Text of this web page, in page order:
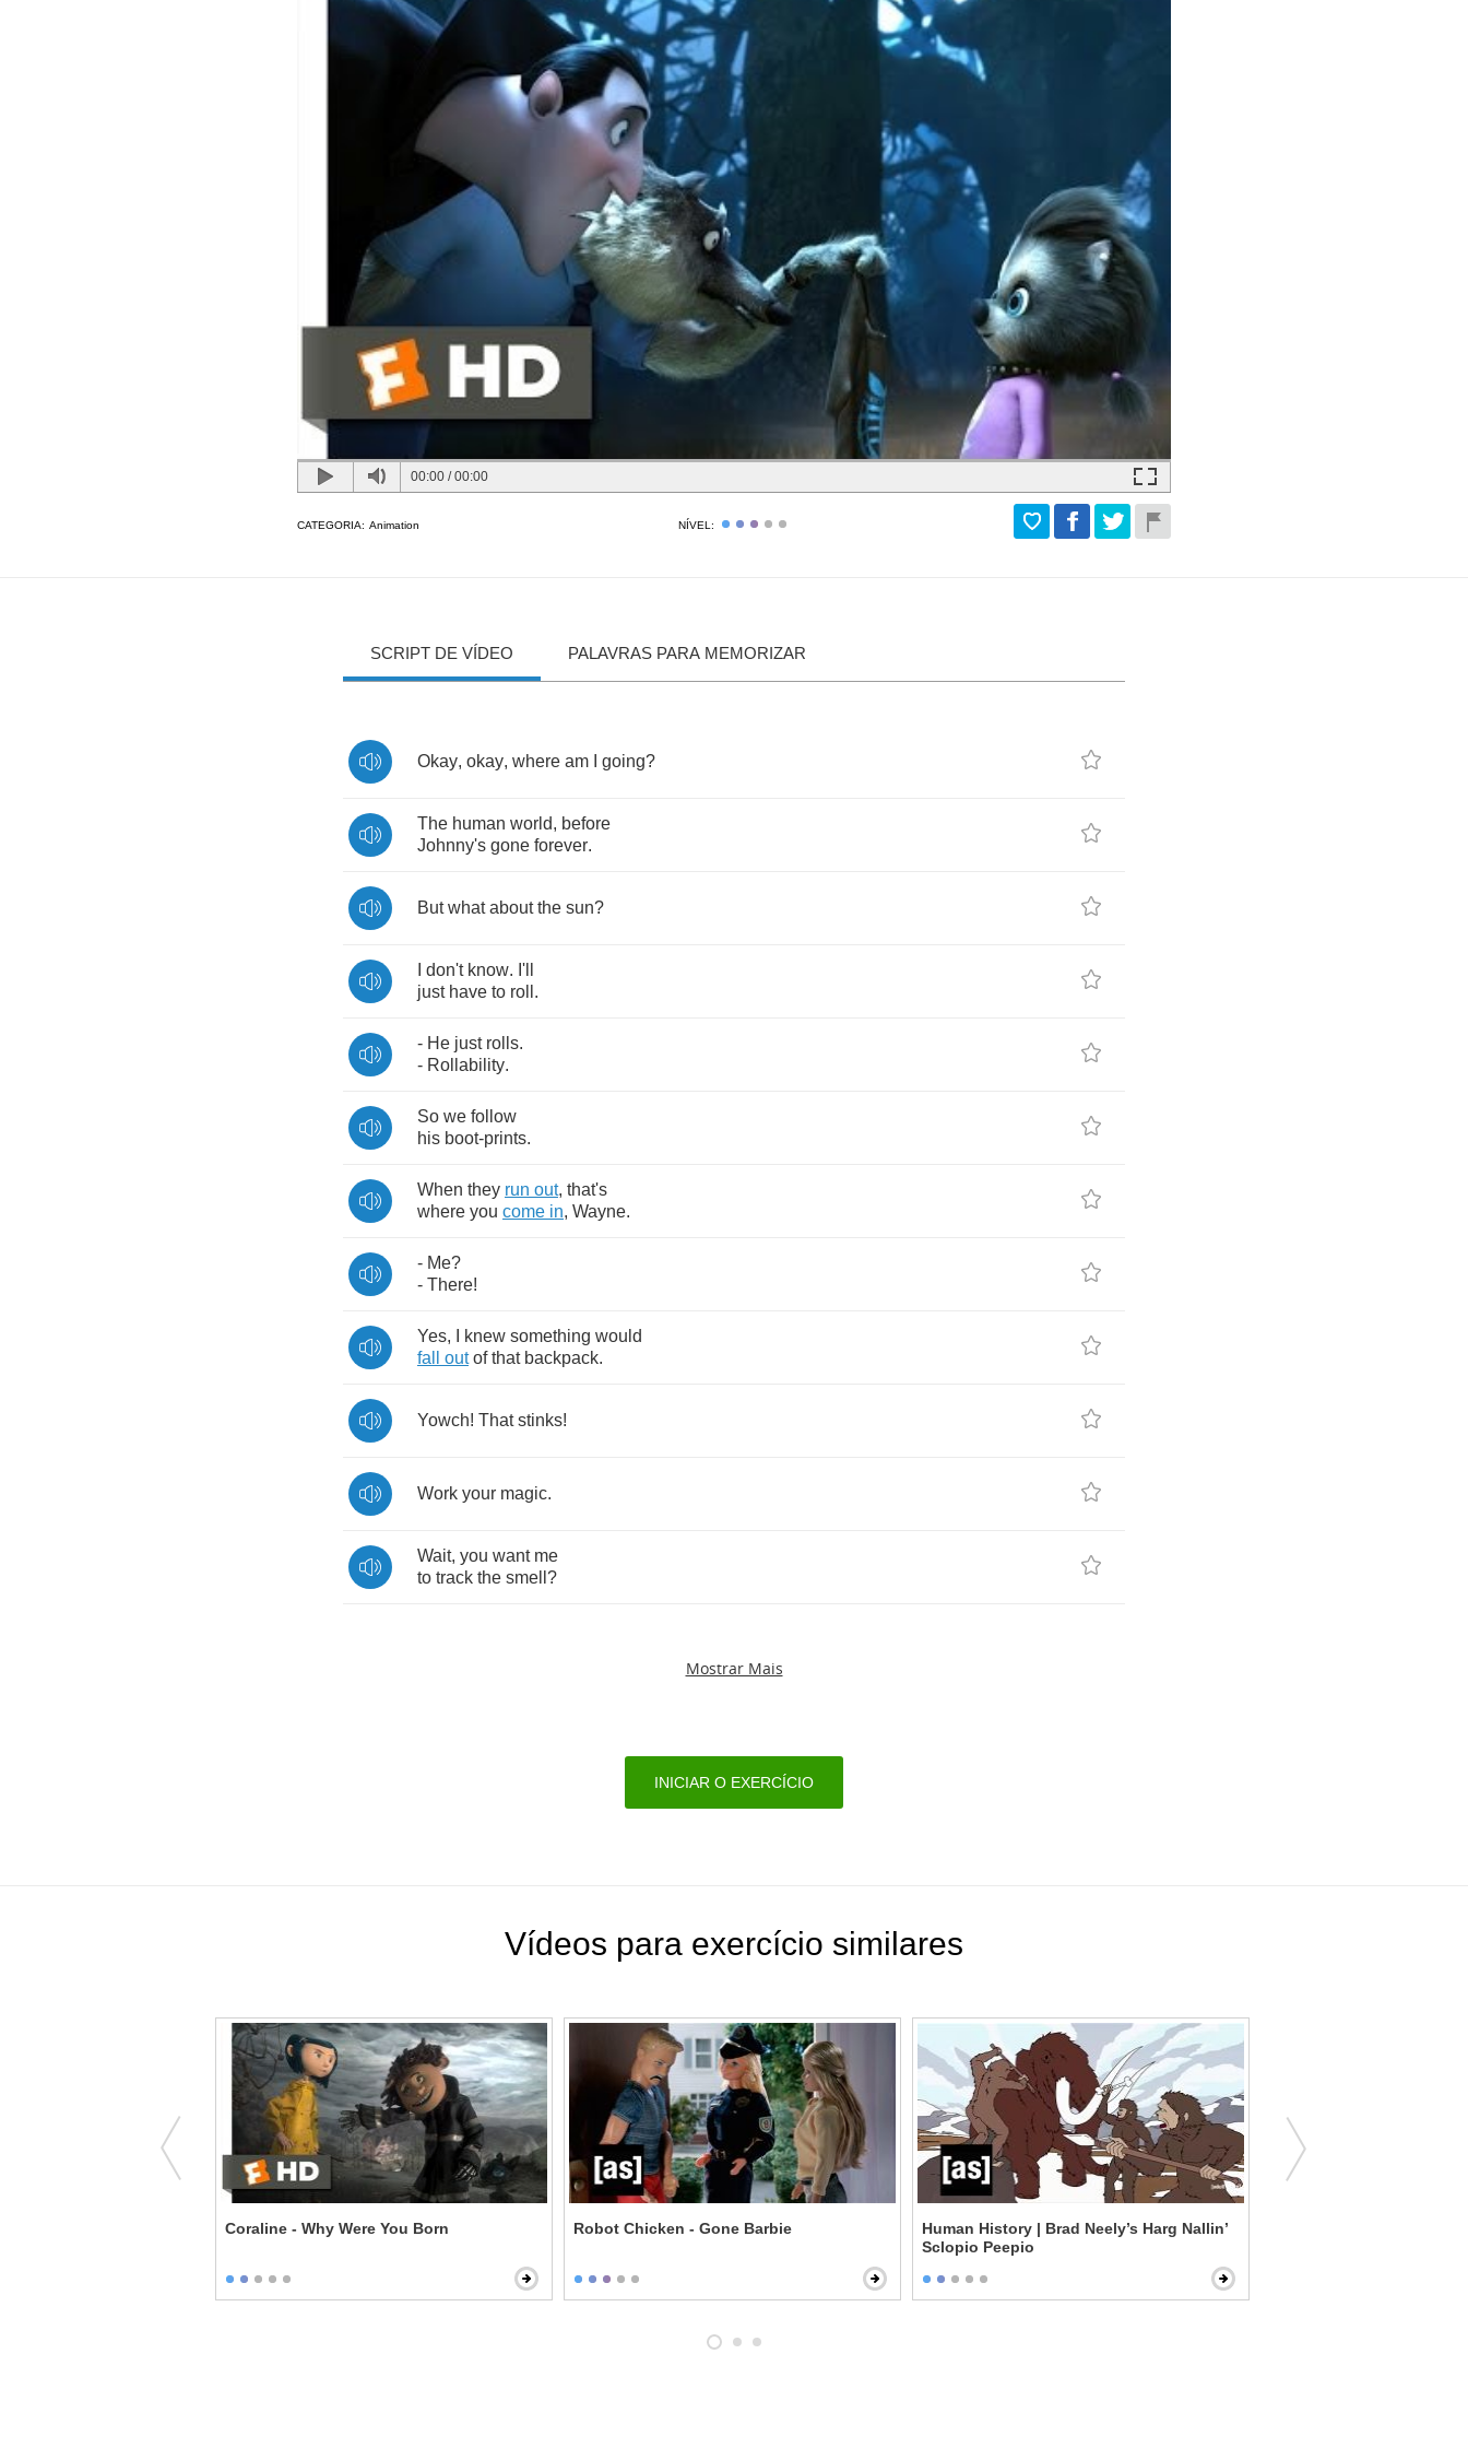
00:00 /00:00
CATEGORIA: Animation NÍVEL:
SCRIPT DE VÍDEO PALAVRAS PARA MEMORIZAR
Okay, okay, where am going?
The human world, before
Johnny's gone forever.
But what about the sun?
don't know. I'll
just have to roll .
- He just rolls.
- Rollability.
So we follow
his boot-prints.
When they run out, that's
where you come in, Wayne.
- Me?
- There!
Yes, knew something would
fall
out of that backpack.
Yowch! That stinks!
Work your magic.
Wait, you want me
to track the smell ?
Mostrar Mais
INICIAR O EXERCÍCIO
Vídeos para exercício similares
Coraline - Why Were You Born Robot Chicken - Gone Barbie
Human History | Brad Neely’s Harg Nallin’
Sclopio Peepio